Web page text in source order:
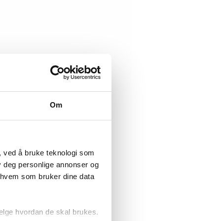
Om
å bruke teknologi som
personlige annonser og
som bruker dine data
hvordan de skal brukes.